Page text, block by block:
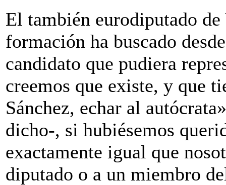
El también eurodiputado
formación ha buscado
candidato que pudiera
creemos que existe, y que
Sánchez, echar al
dicho-, si hubiésemos
exactamente igual que
diputado o a un miembro